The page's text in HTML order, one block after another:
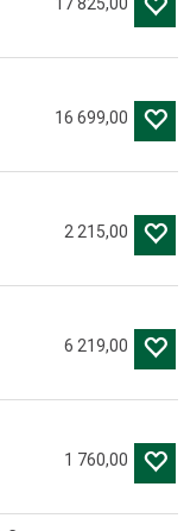
16 699,00
2 215,00
6 219,00
1 760,00